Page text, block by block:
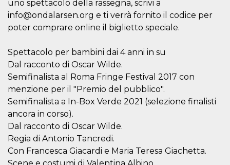
uno spettacolo della rassegna, scrivi a
info@ondalarsen.org e ti verrà fornito il codice per
poter comprare online il biglietto speciale.
Spettacolo per bambini dai 4 anni in su
Dal racconto di Oscar Wilde.
Semifinalista al Roma Fringe Festival 2017 con
menzione per il "Premio del pubblico".
Semifinalista a In-Box Verde 2021 (selezione finalisti
ancora in corso).
Dal racconto di Oscar Wilde.
Regia di Antonio Tancredi.
Con Francesca Giacardi e Maria Teresa Giachetta.
cf_clearance
Cloudflare,
Inc.
.oooh.events
1 año
utilizada por el
servicio
basada en la
esencial para
contra visitantes